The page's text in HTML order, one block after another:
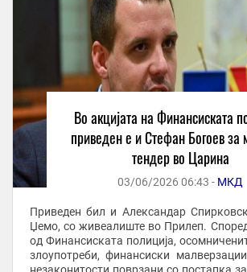
Во акцијата на Финансиската
приведен е и Стефан Богоев за
тендер во Царина
03/06/2026 06:43 - МКД
Приведен бил и Александар
Џемо, со живеалиште во Прилеп.
од Финансиската полиција,
злоупотреби, финансиски